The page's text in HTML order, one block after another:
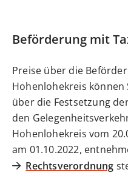
Beförderung mit
Preise über die
Hohenlohekreis
über die Festsetzung
den
Hohenlohekreis vom
am 01.10.2022,
Rechtsverordnung